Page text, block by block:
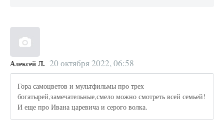
Алексей Л. 20 октября 2022, 06:58
Гора самоцветов и мультфильмы про трех
богатырей,замечательные,смело можно смотреть всей семьей!
И еще про Ивана царевича и серого волка.